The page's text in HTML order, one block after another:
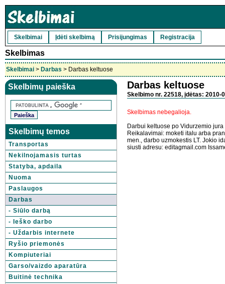
Skelbimai Įdėti skelbimą Prisijungimas Registracija
Skelbimas
Skelbimai > Darbas > Darbas keltuose
Skelbimų paieška
Skelbimų temos
Transportas
Nekilnojamasis turtas
Statyba, apdaila
Nuoma
Paslaugos
Darbas
- Siūlo darbą
- Ieško darbo
- Uždarbis internete
Ryšio priemonės
Kompiuteriai
Garso/vaizdo aparatūra
Buitinė technika
Darbas keltuose
Skelbimo nr. 22518, įdėtas: 2010-
Skelbimas nebegalioja.
Darbui keltuose po Vidurzemio
Reikalavimai: moketi italu arba
men., darbo uzmokestis LT. Jokio
siusti adresu: editagmail.com